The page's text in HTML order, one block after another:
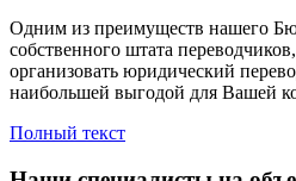
Одним из преимуществ нашего
собственного штата
организовать юридический
наибольшей выгодой для Вашей
Полный текст